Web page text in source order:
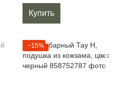
Купить
−15%